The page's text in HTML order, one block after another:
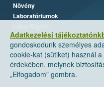
Adatkezelési
gondoskodunk személyes
cookie-kat (sütiket) használ
érdekében, melynek
„Elfogadom” gombra.
Növény
Laboratóriumok